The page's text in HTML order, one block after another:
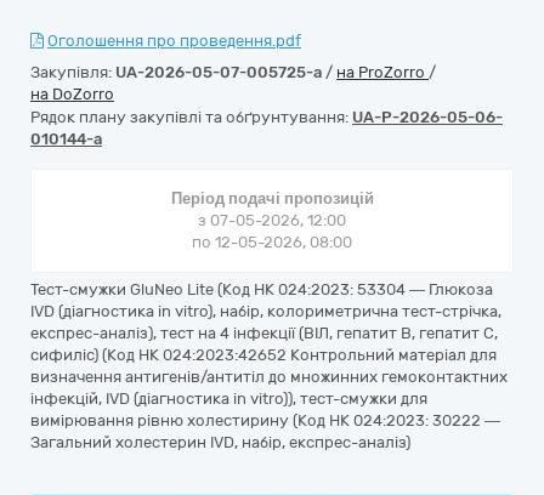
Оголошення про проведення.pdf
Закупівля: UA-2026-05-07-005725-a / на ProZorro /
на DoZorro
Рядок плану закупівлі та обґрунтування: UA-P-2026-05-06-
010144-a
Період подачі пропозицій
з 07-05-2026, 12:00
по 12-05-2026, 08:00
Тест-смужки GluNeo Lite (Код НК 024:2023: 53304 — Глюкоза
IVD (діагностика in vitro), набір, колориметрична тест-стрічка,
експрес-аналіз), тест на 4 інфекції (ВІЛ, гепатит В, гепатит С,
сифиліс) (Код НК 024:2023:42652 Контрольний матеріал для
визначення антигенів/антитіл до множинних гемоконтактних
інфекцій, IVD (діагностика in vitro)), тест-смужки для
вимірювання рівню холестирину (Код НК 024:2023: 30222 —
Загальний холестерин IVD, набір, експрес-аналіз)